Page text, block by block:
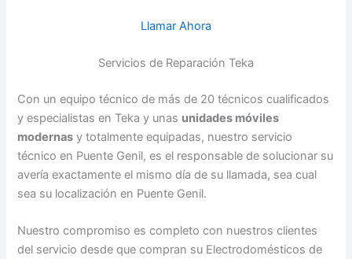
Llamar Ahora
Servicios de Reparación Teka
Con un equipo técnico de más de 20 técnicos cualificados
y especialistas en Teka y unas unidades móviles
modernas y totalmente equipadas, nuestro servicio
técnico en Puente Genil, es el responsable de solucionar su
avería exactamente el mismo día de su llamada, sea cual
sea su localización en Puente Genil.
Nuestro compromiso es completo con nuestros clientes
del servicio desde que compran su Electrodomésticos de